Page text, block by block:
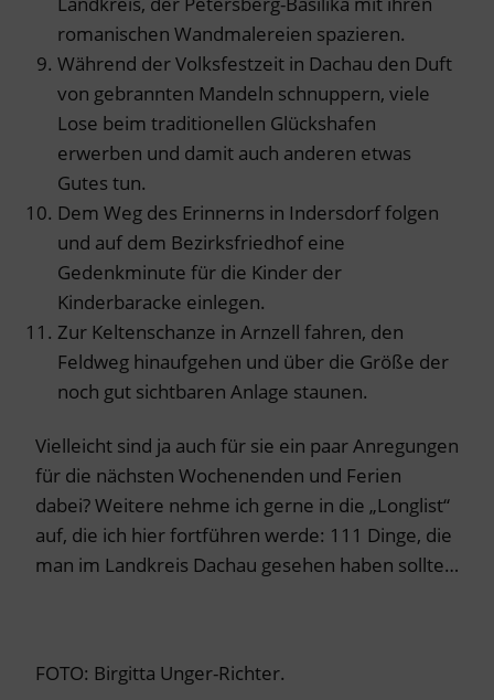
romanischen Wandmalereien spazieren.
Während der Volksfestzeit in Dachau den Duft
von gebrannten Mandeln schnuppern, viele
Lose beim traditionellen Glückshafen
erwerben und damit auch anderen etwas
Gutes tun.
Dem Weg des Erinnerns in Indersdorf folgen
und auf dem Bezirksfriedhof eine
Gedenkminute für die Kinder der
Kinderbaracke einlegen.
Zur Keltenschanze in Arnzell fahren, den
Feldweg hinaufgehen und über die Größe der
noch gut sichtbaren Anlage staunen.
Vielleicht sind ja auch für sie ein paar Anregungen
für die nächsten Wochenenden und Ferien
dabei? Weitere nehme ich gerne in die „Longlist“
auf, die ich hier fortführen werde: 111 Dinge, die
man im Landkreis Dachau gesehen haben sollte…
FOTO: Birgitta Unger-Richter.